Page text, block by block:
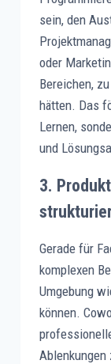
sein, den
oder
Bereichen,
hätten. Das
Lernen,
und
3.
Gerade für
komplexen
Umgebung
können.